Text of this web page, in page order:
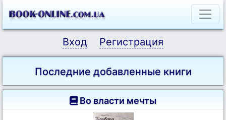
Вход Регистрация
Последние добавленные книги
Во власти мечты